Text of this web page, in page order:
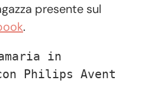
presente sul
.
in
Philips Avent